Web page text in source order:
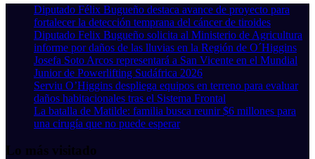
Diputado Félix Bugueño destaca avance de proyecto para
fortalecer la detección temprana del cáncer de tiroides
Diputado Felix Bugueño solicita al Ministerio de Agricultura
informe por daños de las lluvias en la Región de O´Higgins
Josefa Soto Arcos representará a San Vicente en el Mundial
Junior de Powerlifting Sudáfrica 2026
Serviu O’Higgins despliega equipos en terreno para evaluar
daños habitacionales tras el Sistema Frontal
La batalla de Matilde: familia busca reunir $6 millones para
una cirugía que no puede esperar
Lo más visitado